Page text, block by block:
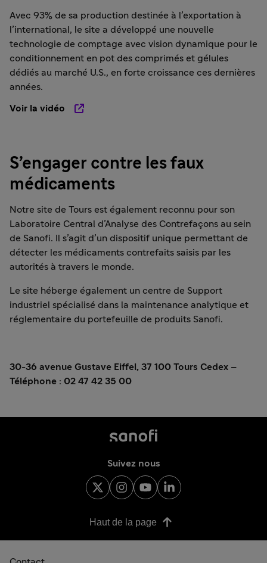
Avec 93% de sa production destinée à l’exportation à
l’international, le site a développé une nouvelle
technologie de comptage avec vision dynamique pour le
conditionnement en pot des comprimés et gélules
dédiés au marché U.S., en forte croissance ces dernières
années.
Voir la vidéo
S’engager contre les faux
médicaments
Notre site de Tours est également reconnu pour son
Laboratoire Central d’Analyse des Contrefaçons au sein
de Sanofi. Il s’agit d’un dispositif unique permettant de
détecter les médicaments contrefaits saisis par les
autorités à travers le monde.
Le site héberge également un centre de Support
industriel spécialisé dans la maintenance analytique et
réglementaire du portefeuille de produits Sanofi.
30-36 avenue Gustave Eiffel, 37 100 Tours Cedex –
Téléphone : 02 47 42 35 00
Suivez nous
Haut de la page